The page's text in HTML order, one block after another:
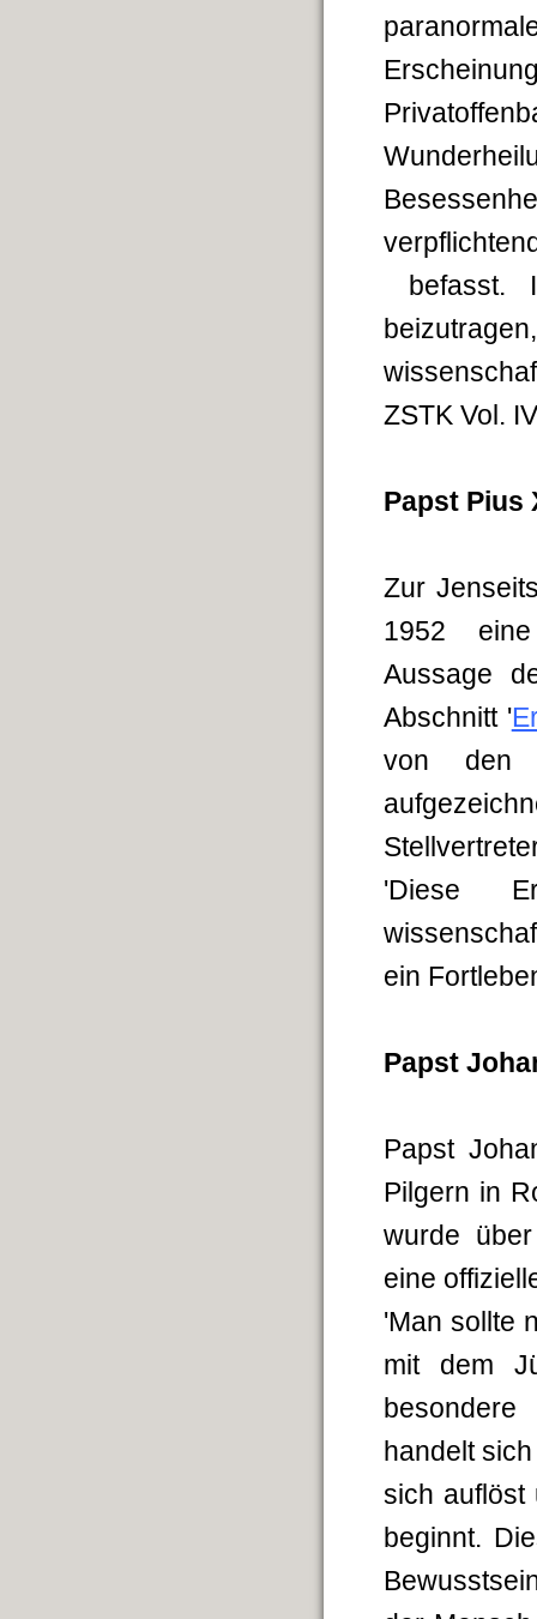
befasst.
ZSTK Vol.
Papst Pius
Zur
1952 eine
Aussage
Abschnitt '
von den
'Diese
ein
Papst
Papst
Pilgern in
wurde
eine
'Man sollte
mit dem
handelt
sich auflöst
beginnt.